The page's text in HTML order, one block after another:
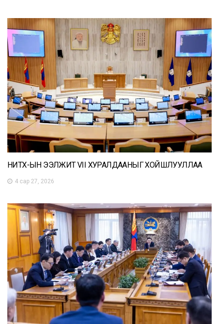
НИТХ-ЫН ЭЭЛЖИТ VII ХУРАЛДААНЫГ ХОЙШЛУУЛЛАА
4 сар 27, 2026